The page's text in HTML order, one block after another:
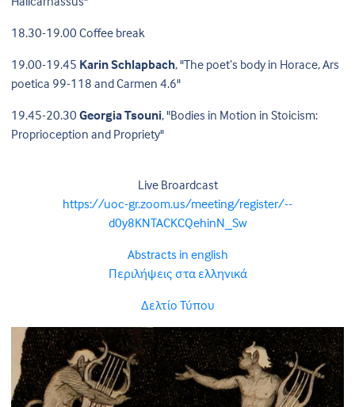
18.30-19.00 Coffee break
19.00-19.45 Karin Schlapbach, "The poet‘s body in Horace, Ars
poetica 99-118 and Carmen 4.6"
19.45-20.30 Georgia Tsouni, "Bodies in Motion in Stoicism:
Proprioception and Propriety"
Live Broardcast
https://uoc-gr.zoom.us/meeting/register/--
d0y8KNTACKCQehinN_Sw
Abstracts in english
Περιλήψεις στα ελληνικά
Δελτίο Τύπου